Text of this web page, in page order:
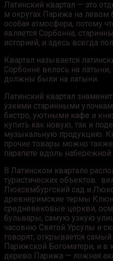
Латинский квартал — это
м округах Парижа на левом
особая атмосфера, потому
является Сорбонна,
историей, и здесь всегда
Квартал называется
Сорбонне велось на
должны были на латыни.
Латинский квартал
узкими старинными
бистро, уютными кафе и
купить как новую, так и
музыкальную продукцию.
прочие товары можно также
парапете вдоль набережной
В Латинском квартале
туристических объектов:
Люксембургский сад и
древнеримские термы
средневековые церкви,
бульвары, самую узкую
часовню Святой Урсулы и
говорят, открывается
Парижской Богоматери, и в
дерево Парижа — ложная